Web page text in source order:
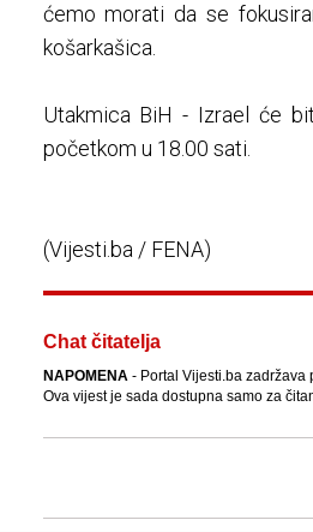
ćemo morati da se
košarkašica.
Utakmica BiH - Izrael će
početkom u 18.00 sati.
(Vijesti.ba / FENA)
Chat čitatelja
NAPOMENA- Portal Vijesti.ba zadržava
Ova vijest je sada dostupna samo za